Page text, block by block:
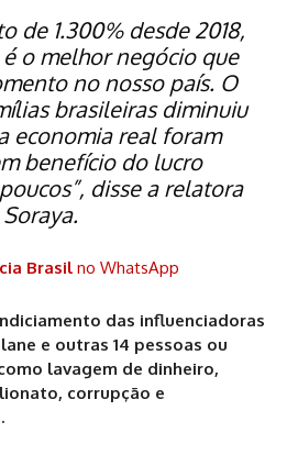
de 1.300% desde 2018,
o melhor negócio que
no nosso país. O
brasileiras diminuiu
economia real foram
benefício do lucro
disse a relatora
Soraya.
Brasil no WhatsApp
das influenciadoras
e outras 14 pessoas ou
lavagem de dinheiro,
corrupção e